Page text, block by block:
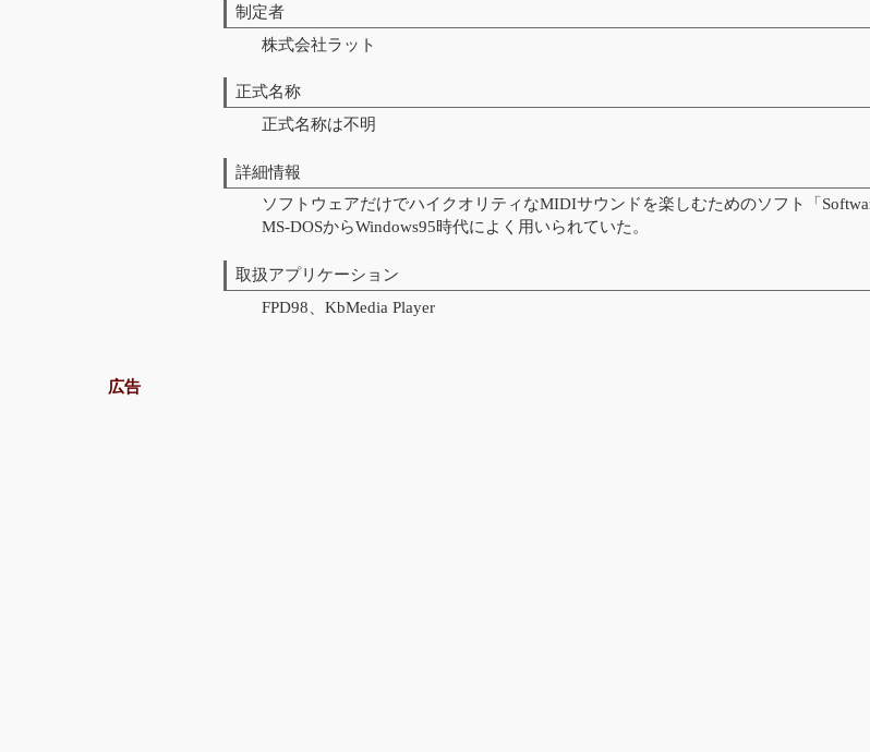
制定者
株式会社ラット
正式名称
正式名称は不明
詳細情報
ソフトウェアだけでハイクオリティなMIDIサウンドを楽しむためのソフト「
MS-DOSからWindows95時代によく用いられていた。
取扱アプリケーション
FPD98、KbMedia Player
広告